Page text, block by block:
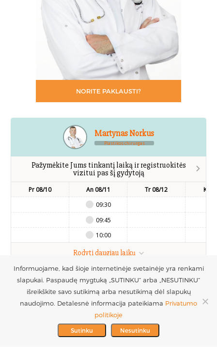
NORITE PAKLAUSTI?
Martynas Norkus
Plastikos chirurgas
Pažymėkite Jums tinkantį laiką ir registruokitės
vizitui pas šį gydytoją
Pr 08/10
An 08/11
09:30
09:45
10:00
Tr 08/12 Kt
Rodyti daugiau laikų
Registruotis vizitui
PARTNERIAI >
MES REMIAME >
UAB Estetinės
chirurgijos centras
Į.k. 300016228
PVM mokėtojo kodas
LT100005717312
+370 686 33217
info@plastinechirurgija.lt
Informuojame, kad šioje internetinėje svetainėje yra renkami
slapukai. Paspaudę mygtuką „SUTINKU“ arba „NESUTINKU“
išreikškite savo sutikimą arba nesutikimą dėl slapukų
naudojimo. Detalesnė informacija pateikiama Privatumo
politikoje
Sutinku Nesutinku